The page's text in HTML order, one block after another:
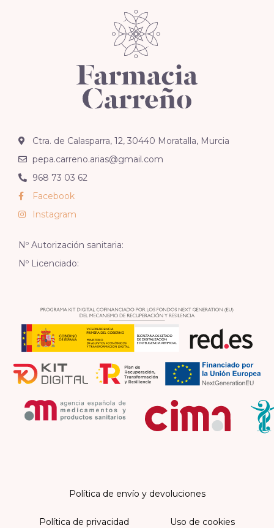
Ctra. de Calasparra, 12, 30440 Moratalla, Murcia
pepa.carreno.arias@gmail.com
968 73 03 62
Facebook
Instagram
Nº Autorización sanitaria:
Nº Licenciado:
Política de envío y devoluciones
Política de privacidad Uso de cookies